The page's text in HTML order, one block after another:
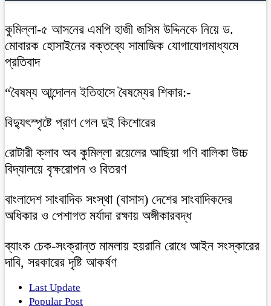
কুমিল্লা-৫ আসনের এমপি হাজী জসিম উদ্দিনকে নিয়ে ড.
মোবারক হোসাইনের বক্তব্যে সামাজিক যোগাযোগমাধ্যমে
প্রতিবাদ
“বৈষম্য আন্দোলন ইতিহাসে বৈষম্যের শিকার:-
বিদ্যুৎস্পৃষ্টে প্রাণ গেল দুই কিশোরের
রোটারী ক্লাব অব কুমিল্লা রয়েলের আছিয়া গণি বালিকা উচ্চ
বিদ্যালয়ে বৃক্ষরোপন ও বিতরণ
বাংলাদেশ সাংবাদিক সংস্থা (বাসাস) দেশের সাংবাদিকদের
অধিকার ও পেশাগত মর্যাদা রক্ষায় অঙ্গীকারবদ্ধ
ব্যাংক চেক-সংক্রান্ত মামলায় হয়রানি রোধে আইন সংস্কারের
দাবি, সরকারের দৃষ্টি আকর্ষণ
Last Update
Popular Post